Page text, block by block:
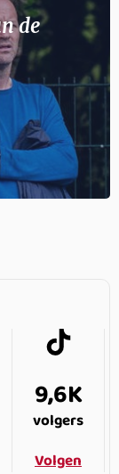
de
9,6K
volgers
Volgen